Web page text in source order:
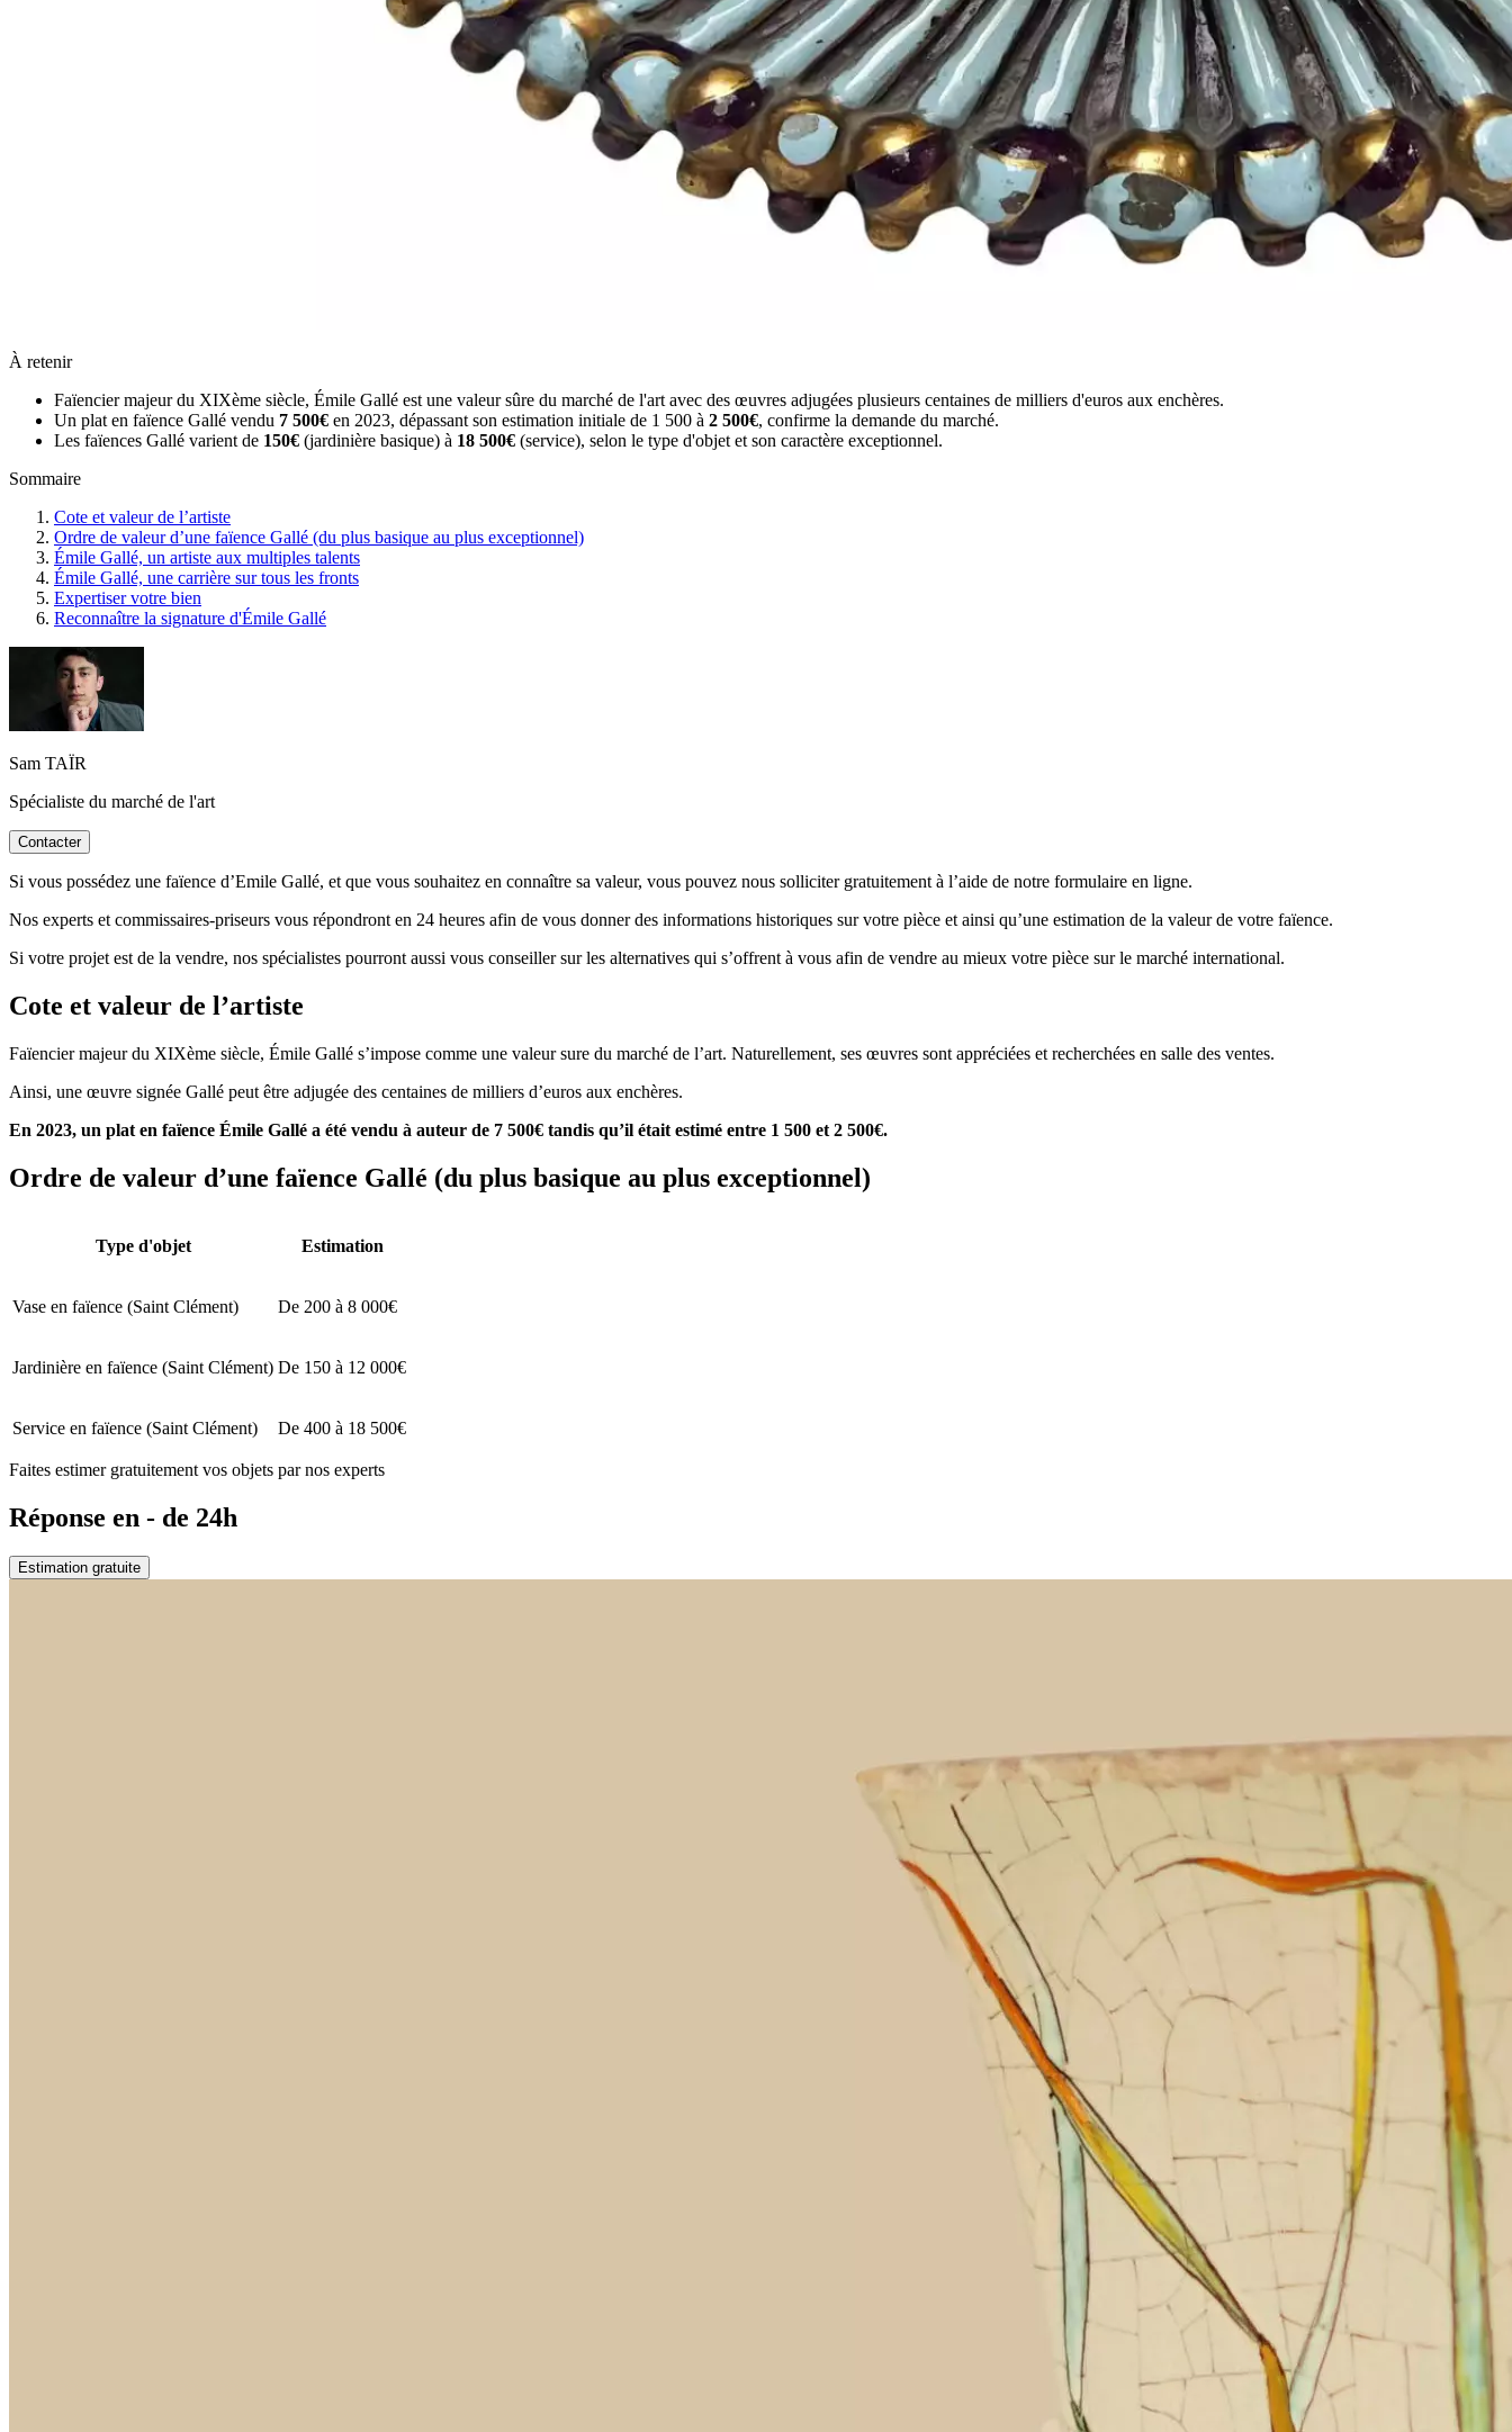
À retenir
Faïencier majeur du XIXème siècle, Émile Gallé est une valeur sûre du marché de l'art avec des œuvres adjugées plusieurs centaines de milliers d'euros aux enchères.
Un plat en faïence Gallé vendu 7 500€ en 2023, dépassant son estimation initiale de 1 500 à 2 500€, confirme la demande du marché.
Les faïences Gallé varient de 150€ (jardinière basique) à 18 500€ (service), selon le type d'objet et son caractère exceptionnel.
Sommaire
Cote et valeur de l’artiste
Ordre de valeur d’une faïence Gallé (du plus basique au plus exceptionnel)
Émile Gallé, un artiste aux multiples talents
Émile Gallé, une carrière sur tous les fronts
Expertiser votre bien
Reconnaître la signature d'Émile Gallé
Sam TAÏR
Spécialiste du marché de l'art
Contacter
Si vous possédez une faïence d’Emile Gallé, et que vous souhaitez en connaître sa valeur, vous pouvez nous solliciter gratuitement à l’aide de notre formulaire en ligne.
Nos experts et commissaires-priseurs vous répondront en 24 heures afin de vous donner des informations historiques sur votre pièce et ainsi qu’une estimation de la valeur de votre faïence.
Si votre projet est de la vendre, nos spécialistes pourront aussi vous conseiller sur les alternatives qui s’offrent à vous afin de vendre au mieux votre pièce sur le marché international.
Cote et valeur de l’artiste
Faïencier majeur du XIXème siècle, Émile Gallé s’impose comme une valeur sure du marché de l’art. Naturellement, ses œuvres sont appréciées et recherchées en salle des ventes.
Ainsi, une œuvre signée Gallé peut être adjugée des centaines de milliers d’euros aux enchères.
En 2023, un plat en faïence Émile Gallé a été vendu à auteur de 7 500€ tandis qu’il était estimé entre 1 500 et 2 500€.
Ordre de valeur d’une faïence Gallé (du plus basique au plus exceptionnel)
Type d'objet Estimation
Vase en faïence (Saint Clément) De 200 à 8 000€
Jardinière en faïence (Saint Clément) De 150 à 12 000€
Service en faïence (Saint Clément) De 400 à 18 500€
Faites estimer gratuitement vos objets par nos experts
Réponse en - de 24h
Estimation gratuite